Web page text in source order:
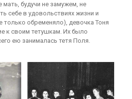
будучи не замужем, не
себе в удовольствиях жизни и
только обременяло), девочка Тоня
к своим тетушкам. Их было
ею занималась тетя Поля.